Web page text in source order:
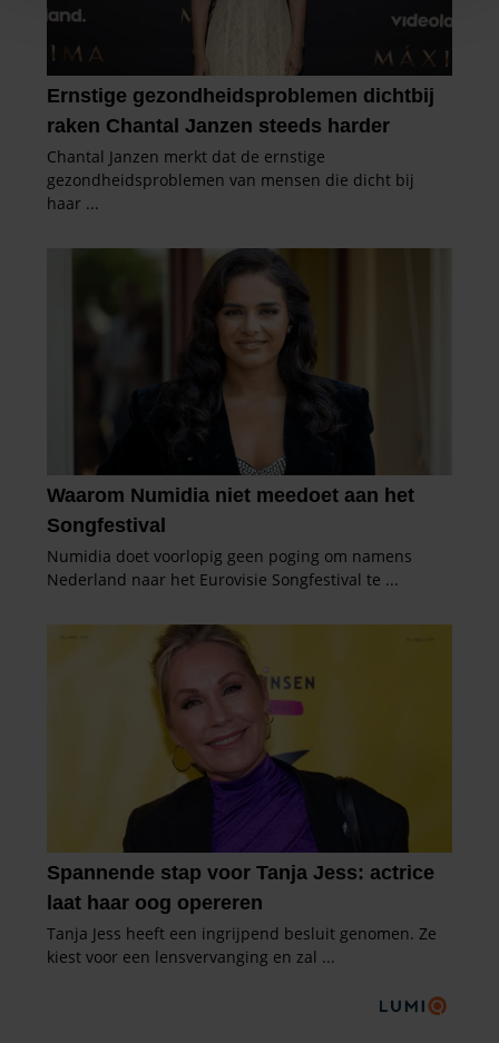
personaliseren, om functies voor social media te bieden
en om ons websiteverkeer te analyseren. Ook delen we
informatie over uw gebruik van onze site met onze
partners voor social media, adverteren en analyse. Deze
partners kunnen deze gegevens combineren met andere
verzameld op basis van uw gebruik van hun services. U
gaat akkoord met onze cookies als u onze website blijft